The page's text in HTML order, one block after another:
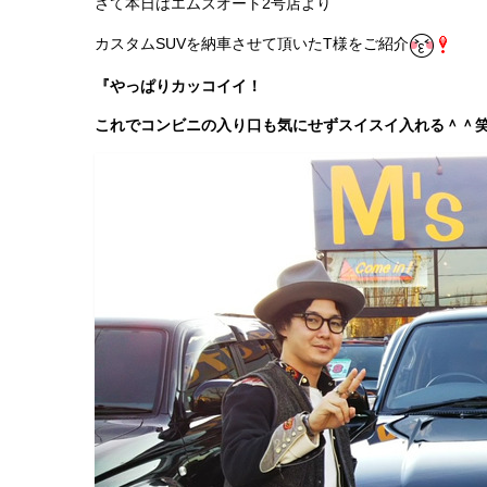
カスタムSUVを納車させて頂いたT様をご紹介
『やっぱりカッコイイ！
これでコンビニの入り口も気にせずスイスイ入れる＾＾